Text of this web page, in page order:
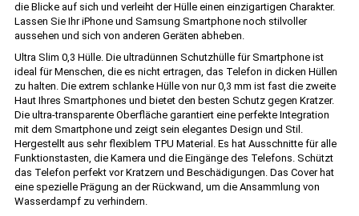
die Blicke auf sich und verleiht der Hülle einen einzigartigen Charakter.
Lassen Sie Ihr iPhone und Samsung Smartphone noch stilvoller
aussehen und sich von anderen Geräten abheben.
Ultra Slim 0,3 Hülle. Die ultradünnen Schutzhülle für Smartphone ist
ideal für Menschen, die es nicht ertragen, das Telefon in dicken Hüllen
zu halten. Die extrem schlanke Hülle von nur 0,3 mm ist fast die zweite
Haut Ihres Smartphones und bietet den besten Schutz gegen Kratzer.
Die ultra-transparente Oberfläche garantiert eine perfekte Integration
mit dem Smartphone und zeigt sein elegantes Design und Stil.
Hergestellt aus sehr flexiblem TPU Material. Es hat Ausschnitte für alle
Funktionstasten, die Kamera und die Eingänge des Telefons. Schützt
das Telefon perfekt vor Kratzern und Beschädigungen. Das Cover hat
eine spezielle Prägung an der Rückwand, um die Ansammlung von
Wasserdampf zu verhindern.